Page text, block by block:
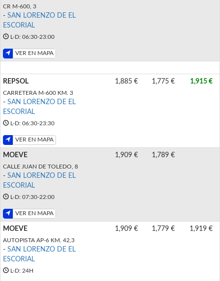
CR M-600, 3
- SAN LORENZO DE EL
ESCORIAL
L-D: 06:30-23:00
VER EN MAPA
REPSOL
CARRETERA M-600 KM. 3
- SAN LORENZO DE EL
ESCORIAL
L-D: 06:30-23:30
VER EN MAPA
1,885 € 1,775 € 1,915 €
MOEVE
CALLE JUAN DE TOLEDO, 8
- SAN LORENZO DE EL
ESCORIAL
L-D: 07:30-22:00
VER EN MAPA
1,909 € 1,789 €
MOEVE
AUTOPISTA AP-6 KM. 42,3
- SAN LORENZO DE EL
ESCORIAL
L-D: 24H
1,909 € 1,779 € 1,919 €